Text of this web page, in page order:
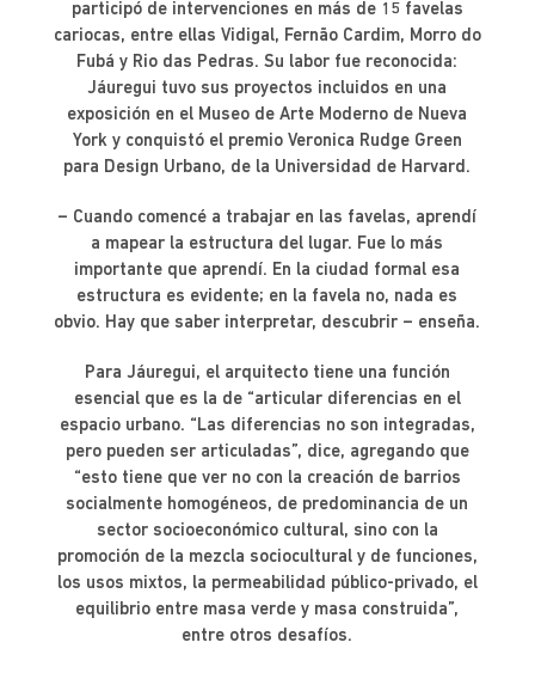
participó de intervenciones en más de 15 favelas
cariocas, entre ellas Vidigal, Fernão Cardim, Morro do
Fubá y Rio das Pedras. Su labor fue reconocida:
Jáuregui tuvo sus proyectos incluidos en una
exposición en el Museo de Arte Moderno de Nueva
York y conquistó el premio Veronica Rudge Green
para Design Urbano, de la Universidad de Harvard.
– Cuando comencé a trabajar en las favelas, aprendí
a mapear la estructura del lugar. Fue lo más
importante que aprendí. En la ciudad formal esa
estructura es evidente; en la favela no, nada es
obvio. Hay que saber interpretar, descubrir – enseña.
Para Jáuregui, el arquitecto tiene una función
esencial que es la de “articular diferencias en el
espacio urbano. “Las diferencias no son integradas,
pero pueden ser articuladas”, dice, agregando que
“esto tiene que ver no con la creación de barrios
socialmente homogéneos, de predominancia de un
sector socioeconómico cultural, sino con la
promoción de la mezcla sociocultural y de funciones,
los usos mixtos, la permeabilidad público-privado, el
equilibrio entre masa verde y masa construida”,
entre otros desafíos.